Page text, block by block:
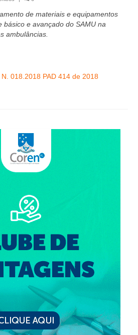
e Diretoria
ao Cidadão
Triênio 2027-2029
2023
Técnica
de materiais e equipamentos
básico e avançado do SAMU na
ambulâncias.
N. 018.2018 PAD 414 de 2018